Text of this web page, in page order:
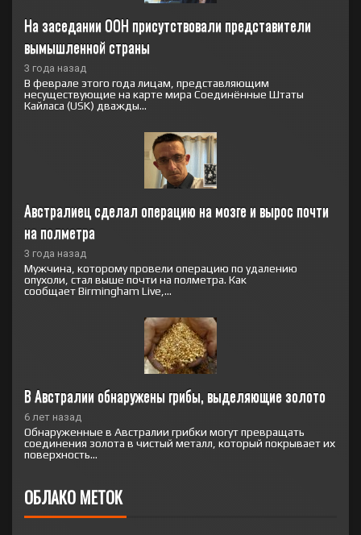
На заседании ООН присутствовали представители
вымышленной страны
3 года назад
В феврале этого года лицам, представляющим
несуществующие на карте мира Соединённые Штаты
Кайласа (USK) дважды...
Австралиец сделал операцию на мозге и вырос почти
на полметра
3 года назад
Мужчина, которому провели операцию по удалению
опухоли, стал выше почти на полметра. Как
сообщает Birmingham Live,...
В Австралии обнаружены грибы, выделяющие золото
6 лет назад
Обнаруженные в Австралии грибки могут превращать
соединения золота в чистый металл, который покрывает их
поверхность...
ОБЛАКО МЕТОК